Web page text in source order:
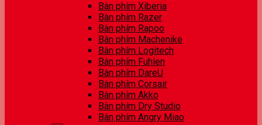
Bàn phím Xiberia
Bàn phím Razer
Bàn phím Rapoo
Bàn phím Machenike
Bàn phím Logitech
Bàn phím Fuhlen
Bàn phím DareU
Bàn phím Corsair
Bàn phím Akko
Bàn phím Dry Studio
Bàn phím Angry Miao